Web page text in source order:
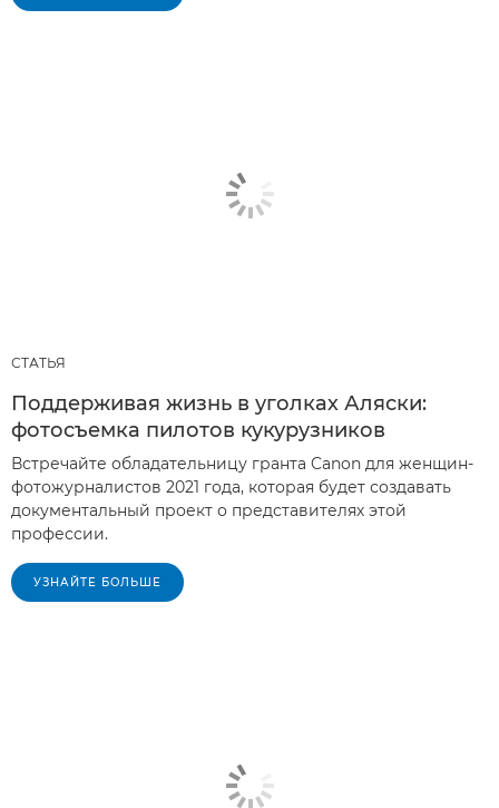
СТАТЬЯ
Поддерживая жизнь в уголках Аляски:
фотосъемка пилотов кукурузников
Встречайте обладательницу гранта Canon для женщин-
фотожурналистов 2021 года, которая будет создавать
документальный проект о представителях этой
профессии.
УЗНАЙТЕ БОЛЬШЕ